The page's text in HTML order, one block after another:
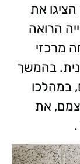
את
הרואה
מרכזי
בהמשך
במהלכו
את